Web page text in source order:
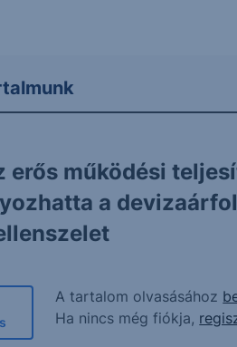
erős működési
a
A tartalom olvasásához
Ha nincs még fiókja,